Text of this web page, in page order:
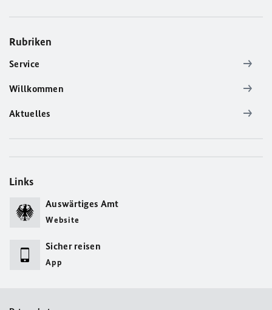
Rubriken
Service
Willkommen
Aktuelles
Links
Auswärtiges Amt
Website
Sicher reisen
App